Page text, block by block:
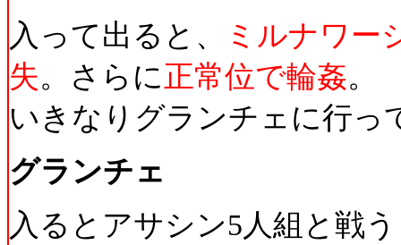
入って出ると、
ミルナワー
失。さらに正常位で輪姦。
いきなりグランチェに行っ
グランチェ
入るとアサシン5人組と戦う